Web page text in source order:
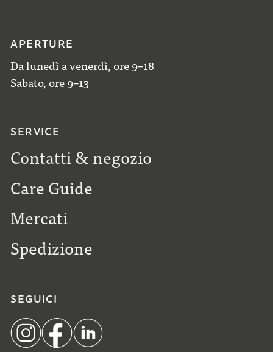
APERTURE
Da lunedì a venerdì, ore 9–18
Sabato, ore 9–13
SERVICE
Contatti & negozio
Care Guide
Mercati
Spedizione
SEGUICI